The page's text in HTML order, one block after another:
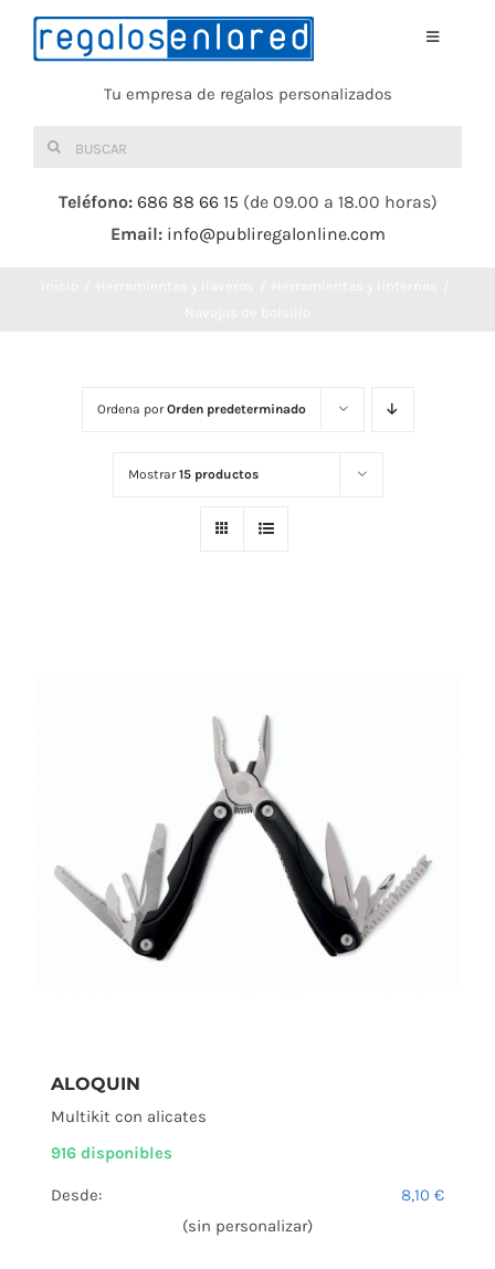
Saltar
Toggle
NAVIDAD
Tu empresa de regalos personalizados
Buscar:
Teléfono: 686 88 66 15 (de 09.00 a 18.00 horas)
Email: info@publiregalonline.com
Ordena porOrden predeterminado
Mostrar15 productos
ALOQUIN
Multikit con alicates
916 disponibles
Desde: 8,10 €
(sin personalizar)